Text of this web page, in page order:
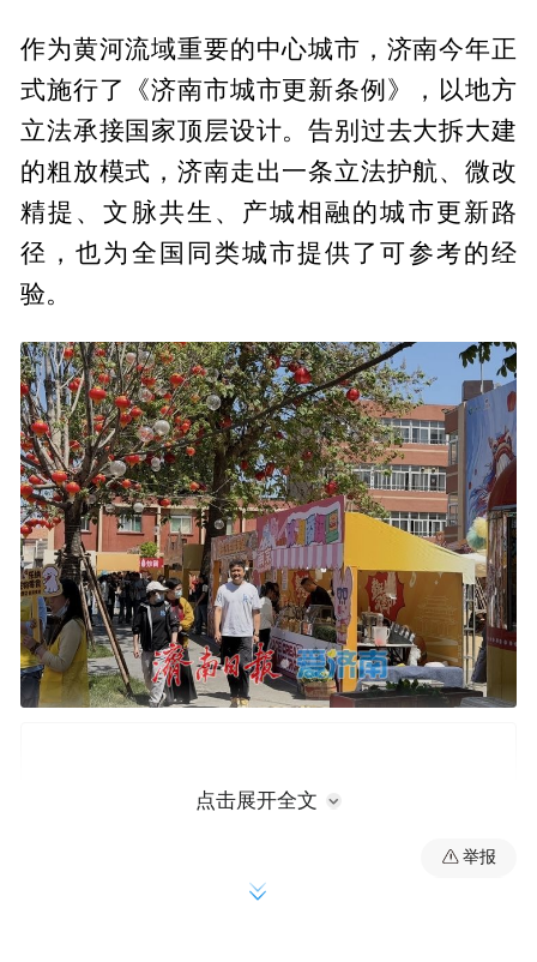
作为黄河流域重要的中心城市，济南今年正
式施行了《济南市城市更新条例》，以地方
立法承接国家顶层设计。告别过去大拆大建
的粗放模式，济南走出一条立法护航、微改
精提、文脉共生、产城相融的城市更新路
径，也为全国同类城市提供了可参考的经
验。
点击展开全文
举报